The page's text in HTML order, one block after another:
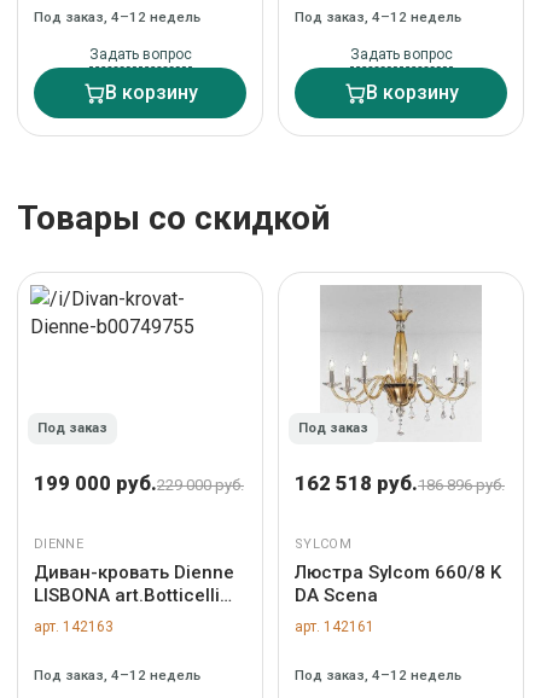
Под заказ, 4–12 недель
Задать вопрос
В корзину
Под заказ, 4–12 недель
Задать вопрос
В корзину
Товары со скидкой
Под заказ
199 000 руб.229 000 руб.
DIENNE
Диван-кровать Dienne
LISBONA art.Botticelli
CREAM
арт. 142163
Под заказ, 4–12 недель
Под заказ
162 518 руб.186 896 руб.
SYLCOM
Люстра Sylcom 660/8 K
DA Scena
арт. 142161
Под заказ, 4–12 недель